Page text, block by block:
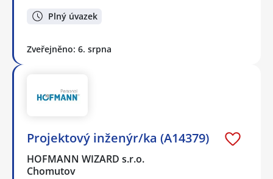
Plný úvazek
Zveřejněno: 6. srpna
Projektový inženýr/ka (A14379)
HOFMANN WIZARD s.r.o.
Chomutov